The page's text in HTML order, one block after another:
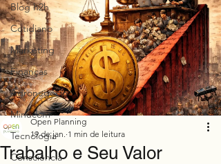
Blog h2h
Cotidiano
Marketing
Finanças
Agronegócio
Minucom
Tecnologia
Consciência
Trabalho e Seu Valor
Open Planning
19 de jan. 1 min de leitura